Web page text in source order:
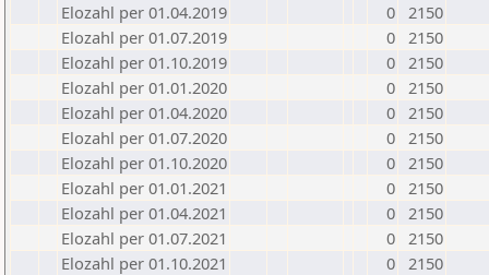
Elozahl per 01.04.2019
0 2150
Elozahl per 01.07.2019
0 2150
Elozahl per 01.10.2019
0 2150
Elozahl per 01.01.2020
0 2150
Elozahl per 01.04.2020
0 2150
Elozahl per 01.07.2020
0 2150
Elozahl per 01.10.2020
0 2150
Elozahl per 01.01.2021
0 2150
Elozahl per 01.04.2021
0 2150
Elozahl per 01.07.2021
0 2150
Elozahl per 01.10.2021
0 2150